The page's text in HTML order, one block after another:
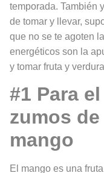
temporada. También
de tomar y llevar,
que no se te agoten
energéticos son la
y tomar fruta y
#1 Para
zumos
mango
El mango es una